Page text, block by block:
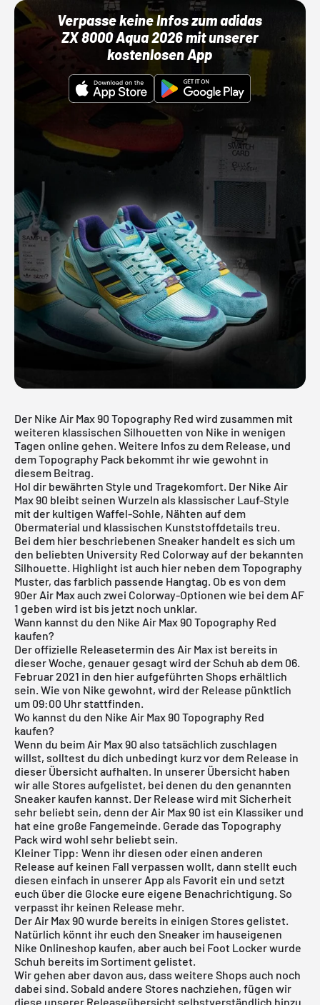
Verpasse keine Infos zum adidas
ZX 8000 Aqua 2026 mit unserer
kostenlosen App
Der Nike Air Max 90 Topography Red wird zusammen mit
weiteren klassischen Silhouetten von Nike in wenigen
Tagen online gehen. Weitere Infos zu dem Release, und
demTopography Pack bekommt ihr wie gewohnt in
diesem Beitrag.
Hol dir bewährten Style und Tragekomfort. Der Nike Air
Max 90 bleibt seinen Wurzeln als klassischer Lauf-Style
mit der kultigen Waffel-Sohle, Nähten auf dem
Obermaterial und klassischen Kunststoffdetails treu.
Bei dem hier beschriebenen Sneaker handelt es sich um
den beliebten University Red Colorway auf der bekannten
Silhouette. Highlight ist auch hier neben dem Topography
Muster, das farblich passende Hangtag. Ob es von dem
90er Air Max auch zwei Colorway-Optionen wie bei dem AF
1 geben wird ist bis jetzt noch unklar.
Wann kannst du den Nike Air Max 90 Topography Red
kaufen?
Der offizielle Releasetermin des Air Max ist bereits in
dieser Woche, genauer gesagt wird der Schuh ab dem 06.
Februar 2021 in den hier aufgeführten Shops erhältlich
sein. Wie von Nike gewohnt, wird der Release pünktlich
um 09:00 Uhr stattfinden.
Wo kannst du den Nike Air Max 90 Topography Red
kaufen?
Wenn du beim Air Max 90 also tatsächlich zuschlagen
willst, solltest du dich unbedingt kurz vor dem Release in
dieser Übersicht aufhalten. In unserer Übersicht haben
wir alle Stores aufgelistet, bei denen du den genannten
Sneaker kaufen kannst. Der Release wird mit Sicherheit
sehr beliebt sein, denn der Air Max 90 ist ein Klassiker und
hat eine große Fangemeinde. Gerade das Topography
Pack wird wohl sehr beliebt sein.
Kleiner Tipp: Wenn ihr diesen oder einen anderen
Release auf keinen Fall verpassen wollt, dann stellt euch
diesen einfach in unserer App als Favorit ein und setzt
euch über die Glocke eure eigene Benachrichtigung. So
verpasst ihr keinen Release mehr.
Der Air Max 90 wurde bereits in einigen Stores gelistet.
Natürlich könnt ihr euch den Sneaker im hauseigenen
Nike Onlineshop kaufen, aber auch bei Foot Lockerwurde
Schuh bereits im Sortiment gelistet.
Wir gehen aber davon aus, dass weitere Shops auch noch
dabei sind. Sobald andere Stores nachziehen, fügen wir
diese unserer Releaseübersichtselbstverständlich hinzu.